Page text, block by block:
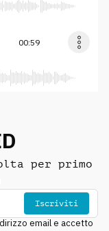
00:59
per primo
Iscriviti
email e accetto